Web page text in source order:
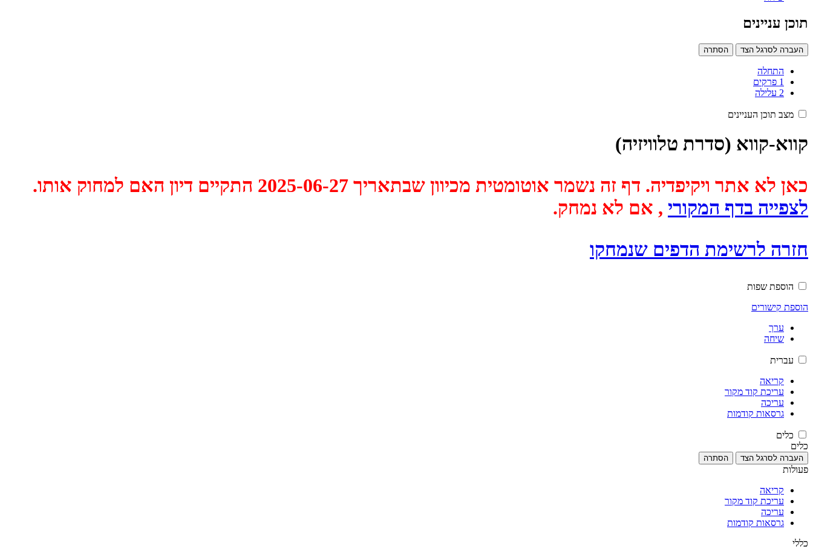
תוכן עניינים
העברה לסרגל הצד הסתרה
התחלה
1 פרקים
2 עלילה
מצב תוכן העניינים
קווא-קווא (סדרת טלוויזיה)
כאן לא אתר ויקיפדיה. דף זה נשמר אוטומטית מכיוון שבתאריך 2025-06-27 התקיים דיון האם למחוק אותו.
לצפייה בדף המקורי , אם לא נמחק.
חזרה לרשימת הדפים שנמחקו
הוספת שפות
הוספת קישורים
ערך
שיחה
עברית
קריאה
עריכת קוד מקור
עריכה
גרסאות קודמות
כלים
כלים
העברה לסרגל הצד הסתרה
פעולות
קריאה
עריכת קוד מקור
עריכה
גרסאות קודמות
כללי